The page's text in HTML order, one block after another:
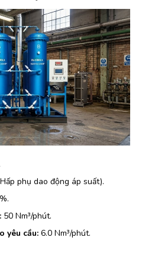
phụ dao động áp suất).
50 Nm³/phút.
yêu cầu: 6.0 Nm³/phút.